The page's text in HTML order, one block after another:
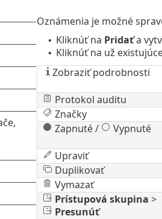
Oznámenia je možné
• Kliknúť na Pridaťa
• Kliknúť na už
Zobraziť podrobnosti
Protokol auditu
Značky
Zapnuté /
Vypnuté
Upraviť
Duplikovať
Vymazať
Prístupová skupina >
Presunúť